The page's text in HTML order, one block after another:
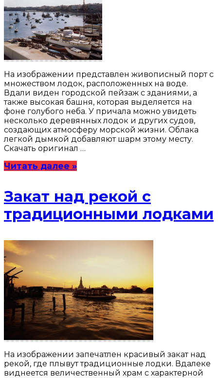
На изображении представлен живописный порт с
множеством лодок, расположенных на воде.
Вдали виден городской пейзаж с зданиями, а
также высокая башня, которая выделяется на
фоне голубого неба. У причала можно увидеть
несколько деревянных лодок и других судов,
создающих атмосферу морской жизни. Облака
легкой дымкой добавляют шарм этому месту.
Скачать оригинал …
Читать далее »
Закат над рекой с
традиционными лодками
На изображении запечатлен красивый закат над
рекой, где плывут традиционные лодки. Вдалеке
виднеется величественный храм с характерной